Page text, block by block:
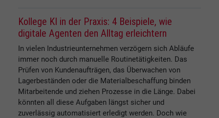
Kollege KI in der Praxis: 4 Beispiele, wie
digitale Agenten den Alltag erleichtern
In vielen Industrieunternehmen verzögern sich Abläufe
immer noch durch manuelle Routinetätigkeiten. Das
Prüfen von Kundenaufträgen, das Überwachen von
Lagerbeständen oder die Materialbeschaffung binden
Mitarbeitende und ziehen Prozesse in die Länge. Dabei
könnten all diese Aufgaben längst sicher und
zuverlässig automatisiert erledigt werden. Doch wie